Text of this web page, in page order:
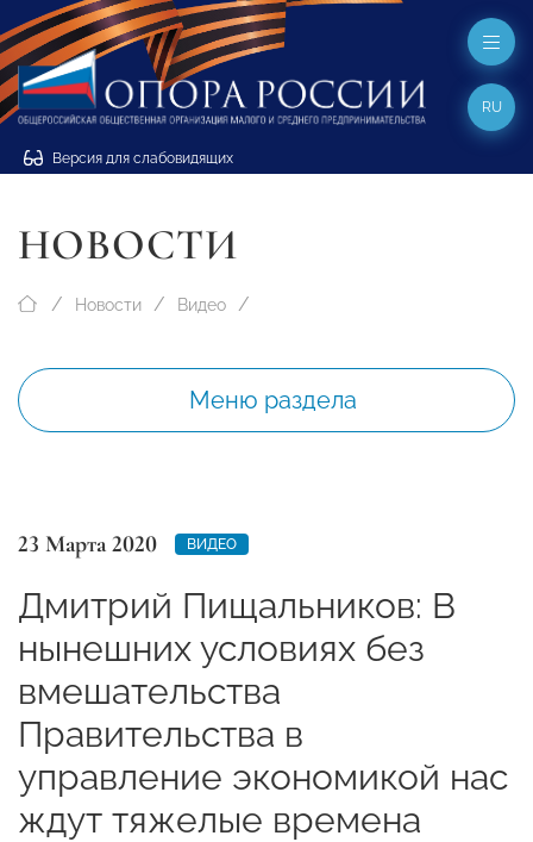
Версия для слабовидящих
RU
НОВОСТИ
Новости Видео
Меню раздела
23 Марта 2020 ВИДЕО
Дмитрий Пищальников: В
нынешних условиях без
вмешательства
Правительства в
управление экономикой нас
ждут тяжелые времена